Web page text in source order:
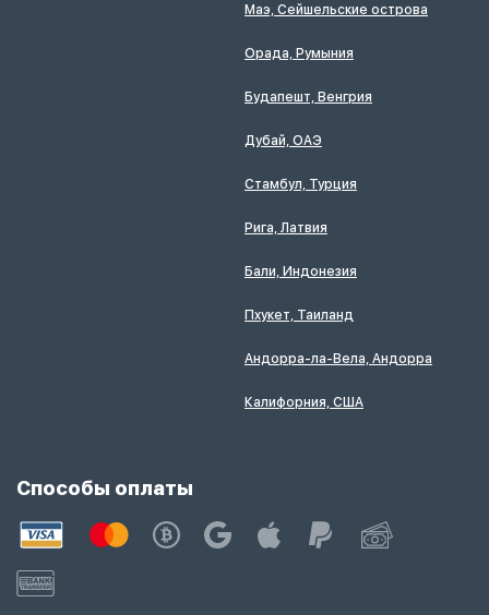
Маэ, Сейшельские острова
Орада, Румыния
Будапешт, Венгрия
Дубай, ОАЭ
Стамбул, Турция
Рига, Латвия
Бали, Индонезия
Пхукет, Таиланд
Андорра-ла-Вела, Андорра
Калифорния, США
Способы оплаты